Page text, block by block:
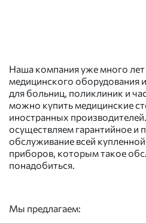
Наша компания уже много
медицинского оборудования
для больниц, поликлиник и
можно купить медицинские
иностранных
осуществляем гарантийное и
обслуживание всей купленной
приборов, которым такое
понадобиться.
Мы предлагаем: